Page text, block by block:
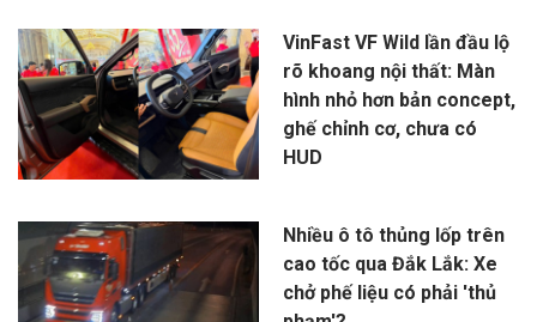
VinFast VF Wild lần đầu lộ
rõ khoang nội thất: Màn
hình nhỏ hơn bản concept,
ghế chỉnh cơ, chưa có
HUD
Nhiều ô tô thủng lốp trên
cao tốc qua Đắk Lắk: Xe
chở phế liệu có phải 'thủ